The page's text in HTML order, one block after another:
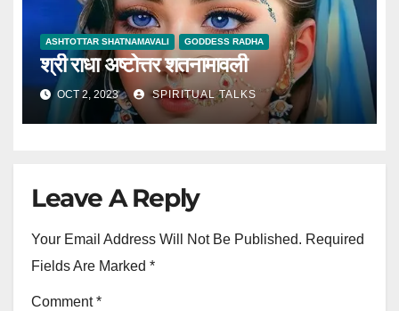
ASHTOTTAR SHATNAMAVALI GODDESS RADHA
श्री राधा अष्टोत्तर शतनामावली
OCT 2, 2023 SPIRITUAL TALKS
Leave A Reply
Your Email Address Will Not Be Published. Required
Fields Are Marked *
Comment*